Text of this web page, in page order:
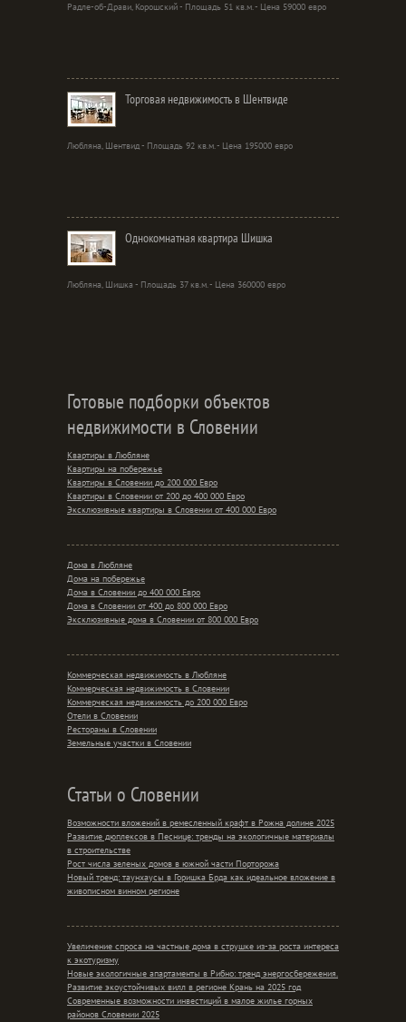
Радле-об-Драви, Корошский - Площадь 51 кв.м. - Цена 59000 евро
Торговая недвижимость в Шентвиде
Любляна, Шентвид - Площадь 92 кв.м. - Цена 195000 евро
Однокомнатная квартира Шишка
Любляна, Шишка - Площадь 37 кв.м. - Цена 360000 евро
Готовые подборки объектов
недвижимости в Словении
Квартиры в Любляне
Квартиры на побережье
Квартиры в Словении до 200 000 Евро
Квартиры в Словении от 200 до 400 000 Евро
Эксклюзивные квартиры в Словении от 400 000 Евро
Дома в Любляне
Дома на побережье
Дома в Словении до 400 000 Евро
Дома в Словении от 400 до 800 000 Евро
Эксклюзивные дома в Словении от 800 000 Евро
Коммерческая недвижимость в Любляне
Коммерческая недвижимость в Словении
Коммерческая недвижимость до 200 000 Евро
Отели в Словении
Рестораны в Словении
Земельные участки в Словении
Статьи о Словении
Возможности вложений в ремесленный крафт в Рожна долине 2025
Развитие дюплексов в Песнице: тренды на экологичные материалы
в строительстве
Рост числа зеленых домов в южной части Порторожа
Новый тренд: таунхаусы в Горишка Брда как идеальное вложение в
живописном винном регионе
Увеличение спроса на частные дома в струшке из-за роста интереса
к экотуризму
Новые экологичные апартаменты в Рибно: тренд энергосбережения.
Развитие экоустойчивых вилл в регионе Крань на 2025 год
Современные возможности инвестиций в малое жилье горных
районов Словении 2025